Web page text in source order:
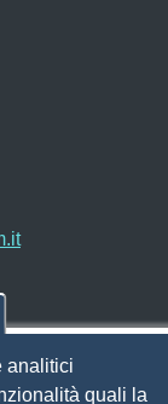
analitici
quali la